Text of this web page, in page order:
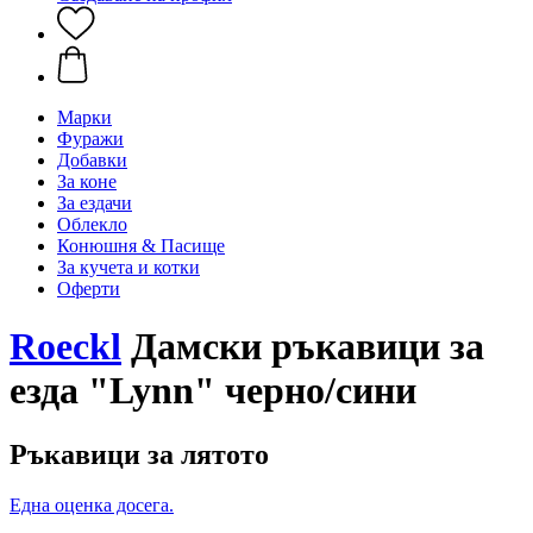
Марки
Фуражи
Добавки
За коне
За ездачи
Облекло
Конюшня & Пасище
За кучета и котки
Оферти
Roeckl Дамски ръкавици за
езда "Lynn" черно/сини
Ръкавици за лятото
Една оценка досега.